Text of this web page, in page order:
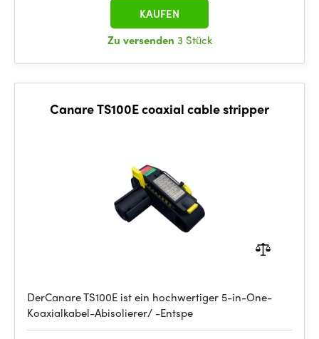
Zu versenden 3 Stück
KAUFEN
Canare TS100E coaxial cable stripper
DerCanare TS100E ist ein hochwertiger 5-in-One-
Koaxialkabel-Abisolierer/ -Entspe